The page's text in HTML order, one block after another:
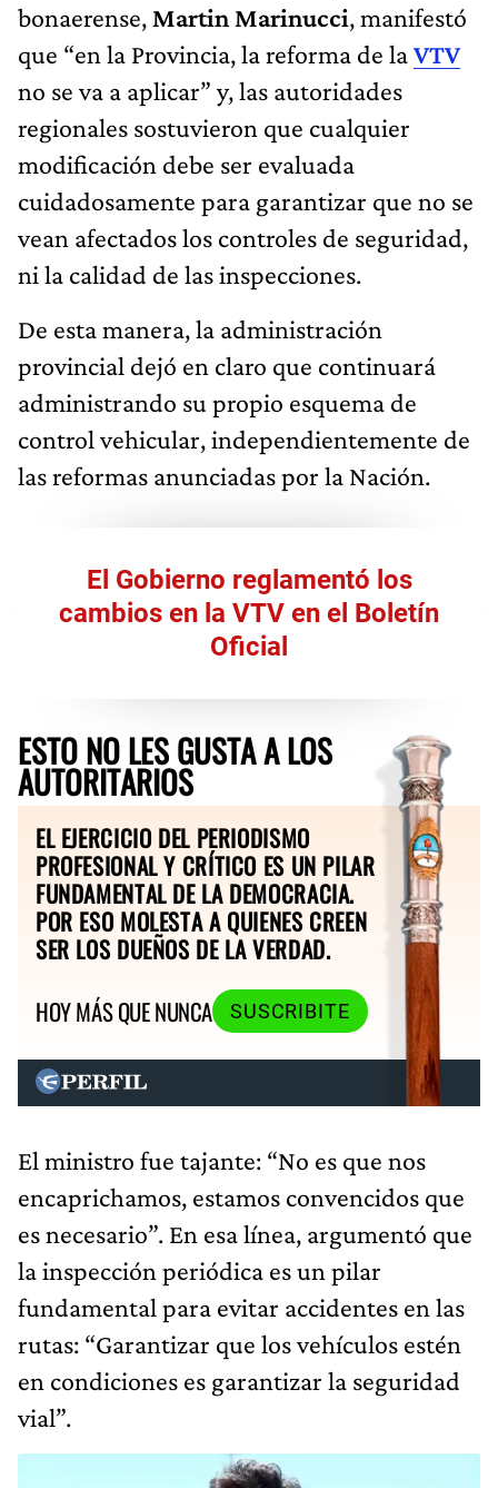
bonaerense, Martin Marinucci, manifestó
que “en la Provincia, la reforma de laVTV
no se va a aplicar” y, las autoridades
regionales sostuvieron que cualquier
modificación debe ser evaluada
cuidadosamente para garantizar que no se
vean afectados los controles de seguridad,
ni la calidad de las inspecciones.
De esta manera, la administración
provincial dejó en claro que continuará
administrando su propio esquema de
control vehicular, independientemente de
las reformas anunciadas por la Nación.
El Gobierno reglamentó los
cambios en la VTV en el Boletín
Oficial
ESTO NO LES GUSTA A LOS
AUTORITARIOS
EL EJERCICIO DEL PERIODISMO
PROFESIONAL Y CRÍTICO ES UN PILAR
FUNDAMENTAL DE LA DEMOCRACIA.
POR ESO MOLESTA A QUIENES CREEN
SER LOS DUEÑOS DE LA VERDAD.
HOY MÁS QUE NUNCA
SUSCRIBITE
El ministro fue tajante: “No es que nos
encaprichamos, estamos convencidos que
es necesario”. En esa línea, argumentó que
la inspección periódica es un pilar
fundamental para evitar accidentes en las
rutas: “Garantizar que los vehículos estén
en condiciones es garantizar la seguridad
vial”.